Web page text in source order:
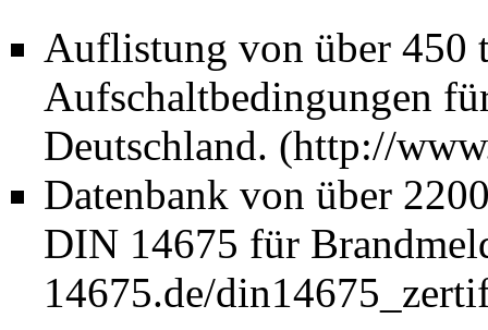
Auflistung von über 450
Aufschaltbedingungen
Deutschland.
Datenbank von über
DIN 14675 für